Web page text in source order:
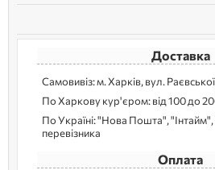
Доставка
Самовивіз: м. Харків, вул.
По Харкову кур'єром: від 100 до
По Україні: "Нова Пошта",
перевізника
Оплата